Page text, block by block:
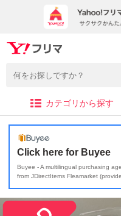
カテゴリから探す
Click here for Buyee
Buyee - A multilingual purchasing
from JDirectItems Fleamarket